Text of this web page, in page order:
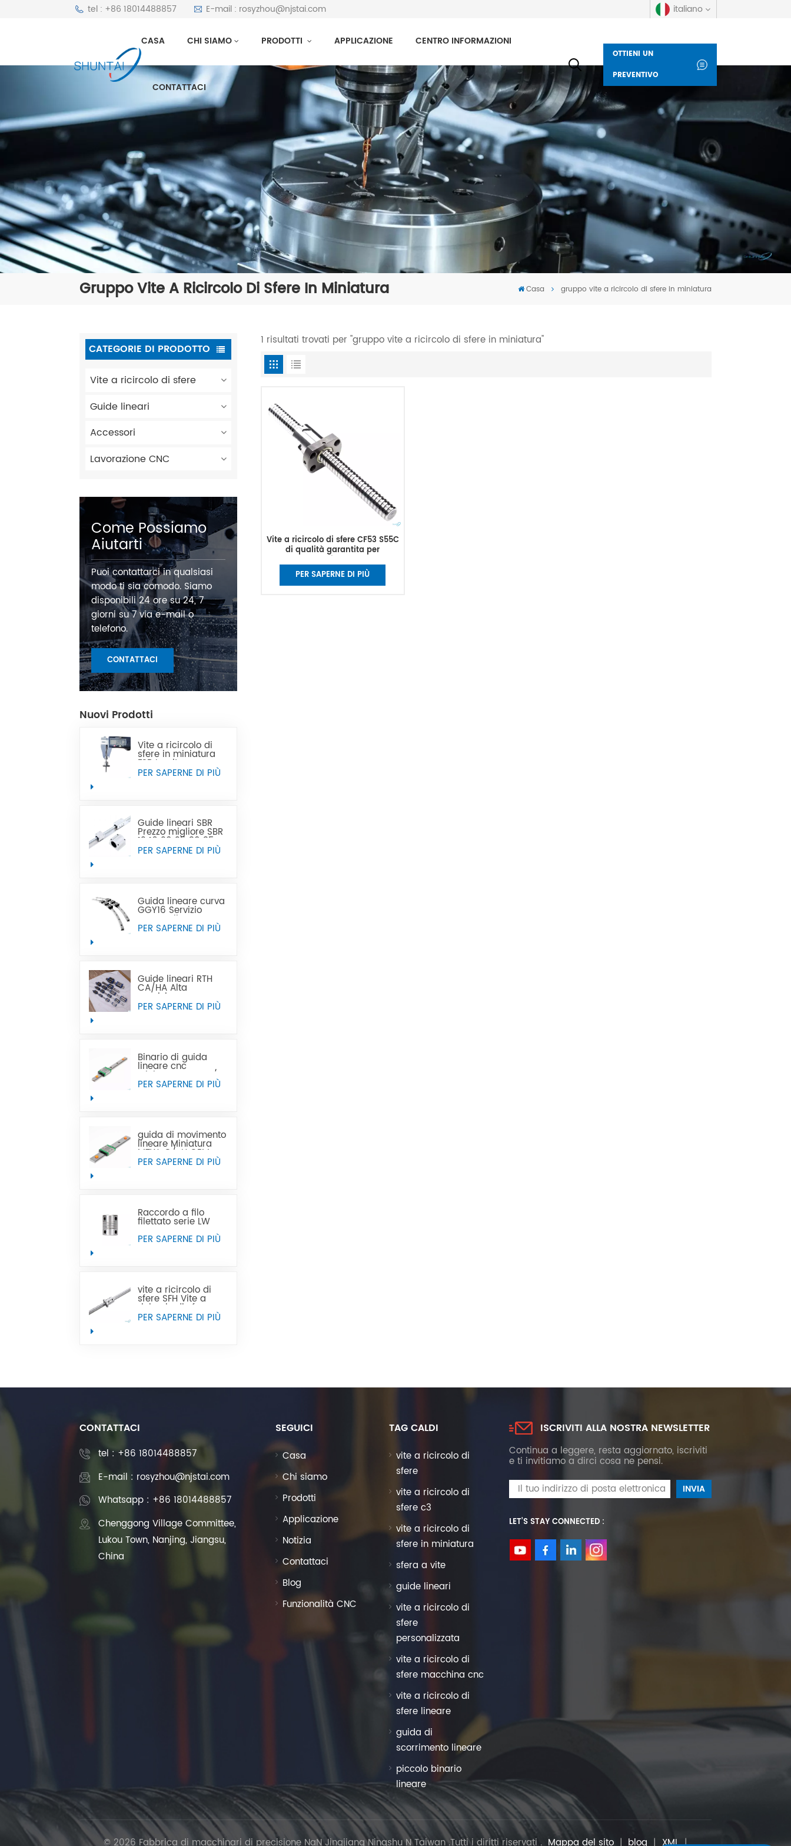
tel : +86 18014488857 E-mail : rosyzhou@njstai.com italiano
русский
español
العربية
Deutsch
italiano
français
Indonesia
CASA CHI SIAMO PRODOTTI APPLICAZIONE CENTRO INFORMAZIONI
CONTATTACI
OTTIENI UN
PREVENTIVO
Gruppo Vite A Ricircolo Di Sfere In Miniatura Casa gruppo vite a ricircolo di sfere in miniatura
CATEGORIE DI PRODOTTO
Vite a ricircolo di sfere
Guide lineari
Accessori
Lavorazione CNC
Come Possiamo
Aiutarti
Puoi contattarci in qualsiasi
modo ti sia comodo. Siamo
disponibili 24 ore su 24, 7
giorni su 7 via e-mail o
telefono.
CONTATTACI
Nuovi Prodotti
Vite a ricircolo di
sfere in miniatura
FSB La vite a
ricircolo di sfere in
miniatura di
PER SAPERNE DI PIÙ
Guide lineari SBR
Prezzo migliore SBR
12 16 20 25 30 35
40 50 guida lineare
PER SAPERNE DI PIÙ
Guida lineare curva
GGY16 Servizio
personalizzato OEM
fornito, guide lineari
PER SAPERNE DI PIÙ
Guide lineari RTH
CA/HA Alta
precisione e prezzo
accessibile
PER SAPERNE DI PIÙ
Binario di guida
lineare cnc
Miniatura MTN-C/-
H OEM ODM
PER SAPERNE DI PIÙ
guida di movimento
lineare Miniatura
MTW-C/-H OEM
ODM
PER SAPERNE DI PIÙ
Raccordo a filo
filettato serie LW
PER SAPERNE DI PIÙ
vite a ricircolo di
sfere SFH Vite a
ricircolo di sfere con
filettatura sinistra
utilizzata nelle
PER SAPERNE DI PIÙ
1 risultati trovati per "gruppo vite a ricircolo di sfere in miniatura"
Vite a ricircolo di sfere CF53 S55C
di qualità garantita per
PER SAPERNE DI PIÙ
CONTATTACI
tel :+86 18014488857
E-mail : rosyzhou@njstai.com
Whatsapp : +86 18014488857
Chenggong Village Committee,
Lukou Town, Nanjing, Jiangsu,
China
SEGUICI
Casa
Chi siamo
Prodotti
Applicazione
Notizia
Contattaci
Blog
Funzionalità CNC
TAG CALDI
vite a ricircolo di
sfere
vite a ricircolo di
sfere c3
vite a ricircolo di
sfere in miniatura
sfera a vite
guide lineari
vite a ricircolo di
sfere
personalizzata
vite a ricircolo di
sfere macchina cnc
vite a ricircolo di
sfere lineare
guida di
scorrimento lineare
piccolo binario
lineare
ISCRIVITI ALLA NOSTRA NEWSLETTER
Continua a leggere, resta aggiornato, iscriviti
e ti invitiamo a dirci cosa ne pensi.
LET’S STAY CONNECTED :
© 2026 Fabbrica di macchinari di precisione NaN Jingjiang Ningshu N Taiwan .Tutti i diritti riservati . Mappa del sito | blog | XML|